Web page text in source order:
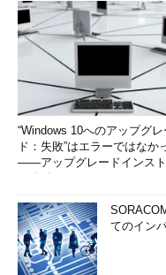
“Windows 10へのアップグレ
ド：失敗”はエラーではなか
――アップグレードインス
てのイン